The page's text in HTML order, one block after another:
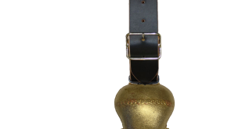
Zur Vergleichsliste hinzufügen